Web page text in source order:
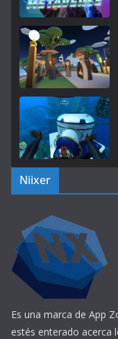
Niixer
Es una marca de App
estés enterado acerca